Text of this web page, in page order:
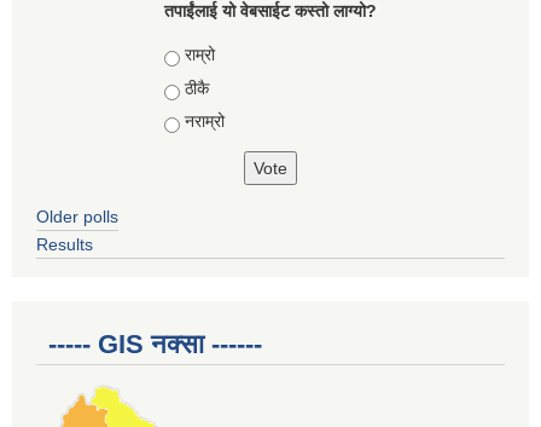
तपाईंलाई यो वेबसाईट कस्तो लाग्यो?
Choices
राम्रो
ठीकै
नराम्रो
Older polls
Results
----- GIS नक्सा ------